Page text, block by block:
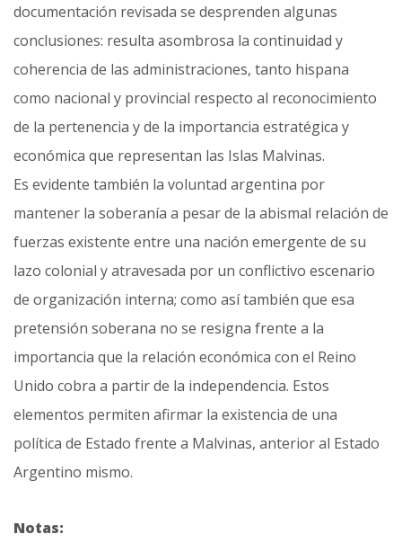
documentación revisada se desprenden algunas
conclusiones: resulta asombrosa la continuidad y
coherencia de las administraciones, tanto hispana
como nacional y provincial respecto al reconocimiento
de la pertenencia y de la importancia estratégica y
económica que representan las Islas Malvinas.
Es evidente también la voluntad argentina por
mantener la soberanía a pesar de la abismal relación de
fuerzas existente entre una nación emergente de su
lazo colonial y atravesada por un conflictivo escenario
de organización interna; como así también que esa
pretensión soberana no se resigna frente a la
importancia que la relación económica con el Reino
Unido cobra a partir de la independencia. Estos
elementos permiten afirmar la existencia de una
política de Estado frente a Malvinas, anterior al Estado
Argentino mismo.
Notas: